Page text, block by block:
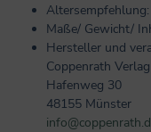
Altersempfehlung:
Maße/ Gewicht/
Hersteller und
Coppenrath
Hafenweg 30
48155 Münster